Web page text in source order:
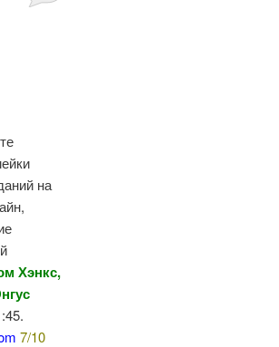
на
Хэнкс,
7/10